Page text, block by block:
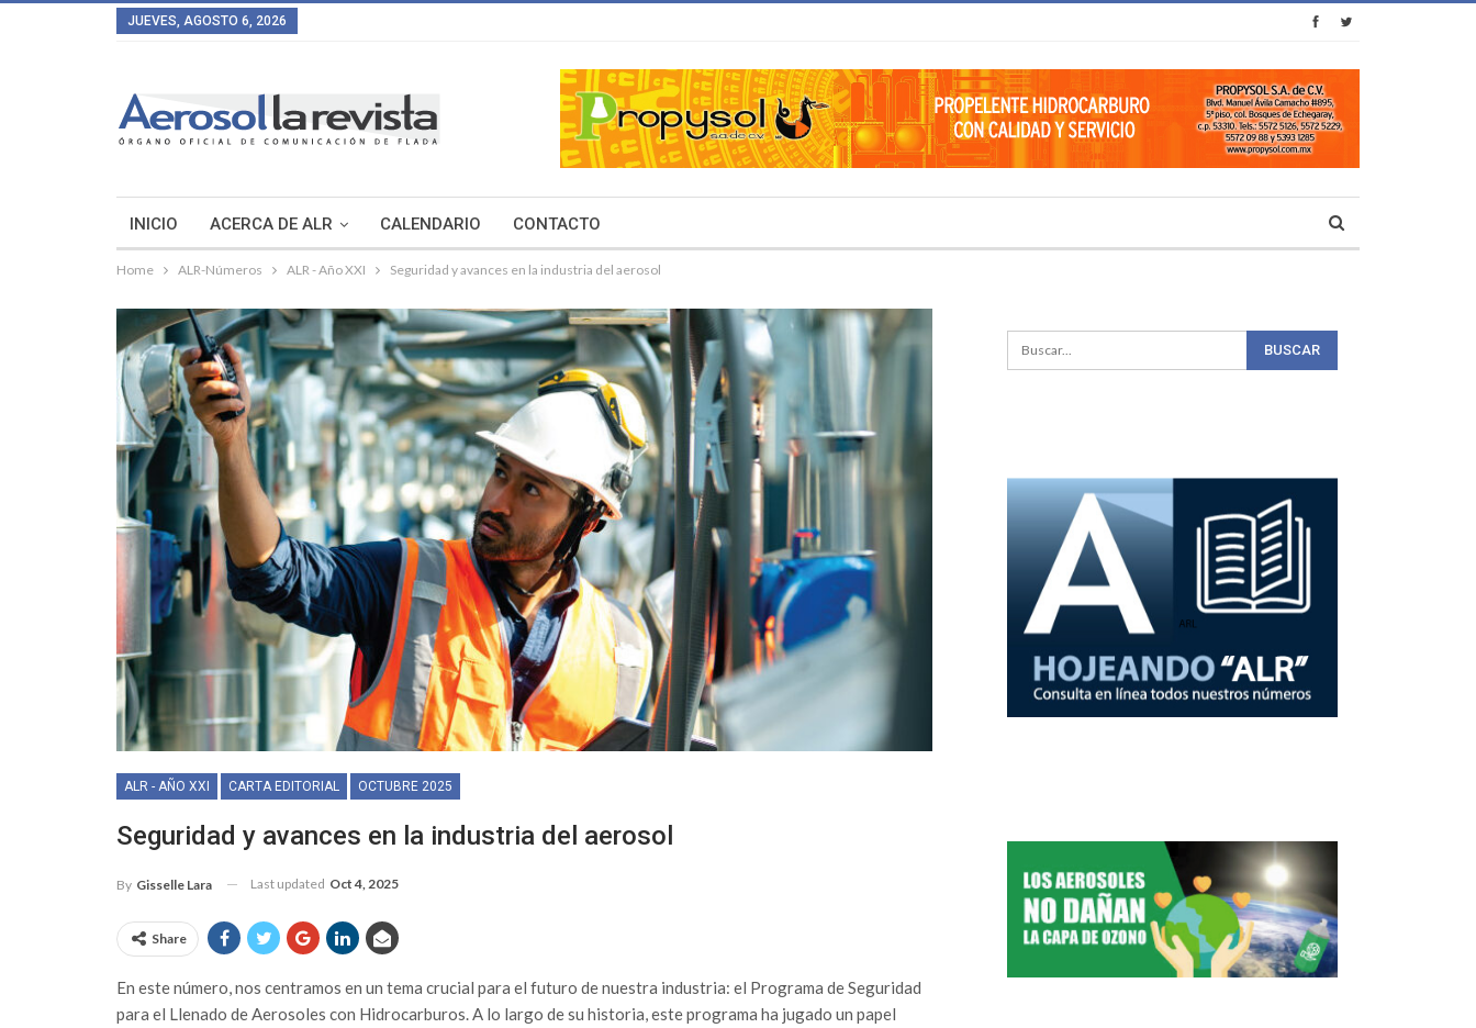
JUEVES, AGOSTO 6, 2026
INICIO ACERCA DE ALR CALENDARIO CONTACTO
Home ALR-Números ALR - Año XXI Seguridad y avances en la industria del aerosol
ALR - AÑO XXI CARTA EDITORIAL OCTUBRE 2025
Seguridad y avances en la industria del aerosol
By Gisselle Lara Last updated Oct 4, 2025
Share
En este número, nos centramos en un tema crucial para el futuro de nuestra industria: el Programa de Seguridad
para el Llenado de Aerosoles con Hidrocarburos. A lo largo de su historia, este programa ha jugado un papel